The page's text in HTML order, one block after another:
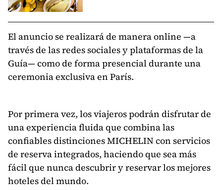
El anuncio se realizará de manera online —a
través de las redes sociales y plataformas de la
Guía— como de forma presencial durante una
ceremonia exclusiva en París.
Por primera vez, los viajeros podrán disfrutar de
una experiencia fluida que combina las
confiables distinciones MICHELIN con servicios
de reserva integrados, haciendo que sea más
fácil que nunca descubrir y reservar los mejores
hoteles del mundo.